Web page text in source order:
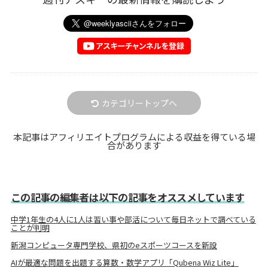
カテゴリートップへ
本記事はアフィリエイトプログラムによる収益を得ている場
合があります
この記事の編集者は以下の記事をオススメしています
中学1年生の4人に1人は習い事や部活について毎日ネットで調べている
ことが判明
新潟コンピュータ専門学校、県初のeスポーツコースを新設
AIが最適な問題を出題する算数・数学アプリ「Qubena Wiz Lite」